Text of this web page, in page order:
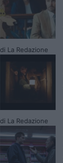
di La Redazione
di La Redazione